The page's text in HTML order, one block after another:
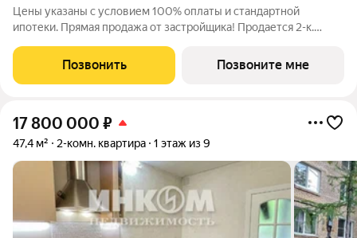
Цены указаны с условием 100% оплаты и стандартной
ипотеки. Прямая продажа от застройщика! Продается 2-к.
этажного дома, камерные дома СОУЛ (премиум-класс). Без
отделки. Проект бизнес-класса
Позвонить Позвоните мне
17 800 000 ₽
47,4 м² 2-комн. квартира 1 этаж из 9